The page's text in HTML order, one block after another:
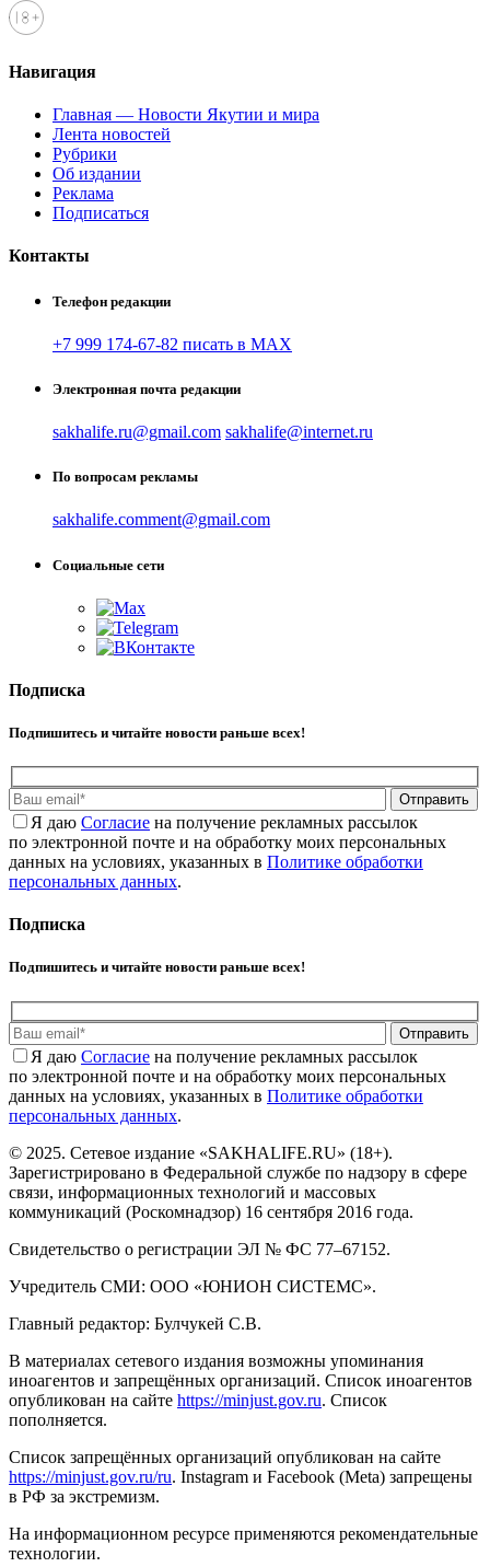
Навигация
Главная — Новости Якутии и мира
Лента новостей
Рубрики
Об издании
Реклама
Подписаться
Контакты
Телефон редакции
+7 999 174-67-82 писать в MAX
Электронная почта редакции
sakhalife.ru@gmail.com sakhalife@internet.ru
По вопросам рекламы
sakhalife.comment@gmail.com
Социальные сети
Подписка
Подпишитесь и читайте новости раньше всех!
Отправить
Я даю Cогласие на получение рекламных рассылок
по электронной почте и на обработку моих персональных
данных на условиях, указанных в Политике обработки
персональных данных.
Подписка
Подпишитесь и читайте новости раньше всех!
Отправить
Я даю Cогласие на получение рекламных рассылок
по электронной почте и на обработку моих персональных
данных на условиях, указанных в Политике обработки
персональных данных.
© 2025. Сетевое издание «SAKHALIFE.RU» (18+).
Зарегистрировано в Федеральной службе по надзору в сфере
связи, информационных технологий и массовых
коммуникаций (Роскомнадзор) 16 сентября 2016 года.
Свидетельство о регистрации ЭЛ № ФС 77–67152.
Учредитель СМИ: ООО «ЮНИОН СИСТЕМС».
Главный редактор: Булчукей С.В.
В материалах сетевого издания возможны упоминания
иноагентов и запрещённых организаций. Список иноагентов
опубликован на сайте https://minjust.gov.ru. Список
пополняется.
Список запрещённых организаций опубликован на сайте
https://minjust.gov.ru/ru. Instagram и Facebook (Metа) запрещены
в РФ за экстремизм.
На информационном ресурсе применяются рекомендательные
технологии.